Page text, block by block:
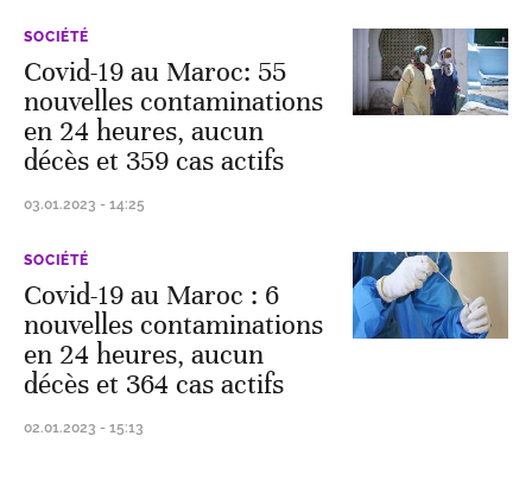
SOCIÉTÉ
Covid-19 au Maroc: 55
nouvelles contaminations
en 24 heures, aucun
décès et 359 cas actifs
03.01.2023 - 14:25
SOCIÉTÉ
Covid-19 au Maroc : 6
nouvelles contaminations
en 24 heures, aucun
décès et 364 cas actifs
02.01.2023 - 15:13